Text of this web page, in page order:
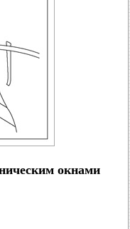
окнами